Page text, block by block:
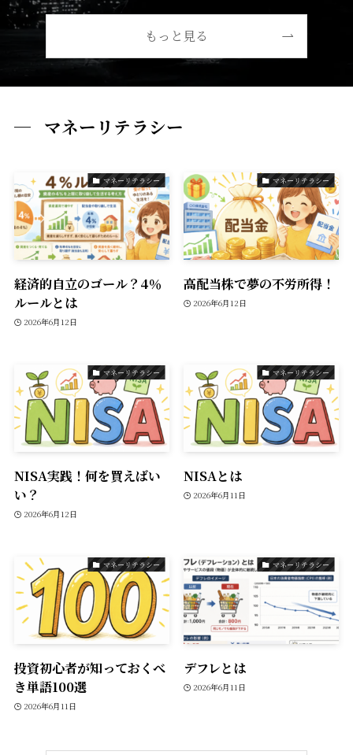
もっと見る
マネーリテラシー
マネーリテラシー
経済的自立のゴール？4％
ルールとは
2026年6月12日
マネーリテラシー
高配当株で夢の不労所得！
2026年6月12日
マネーリテラシー
NISA実践！何を買えばい
い？
2026年6月12日
マネーリテラシー
NISAとは
2026年6月11日
マネーリテラシー
投資初心者が知っておくべ
き単語100選
2026年6月11日
マネーリテラシー
デフレとは
2026年6月11日